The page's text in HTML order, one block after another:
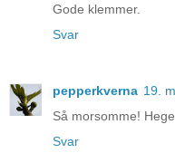
Gode klemmer.
Svar
pepperkverna 19.
Så morsomme! Hege
Svar